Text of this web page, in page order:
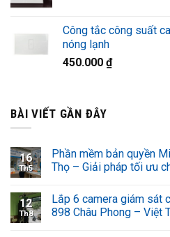
Công tắc công suất
nóng lạnh
450.000 ₫
BÀI VIẾT GẦN ĐÂY
16
Th5
Phần mềm bản quyền
Thọ – Giải pháp tối ưu
12
Th8
Lắp 6 camera giám sát
898 Châu Phong – Việt